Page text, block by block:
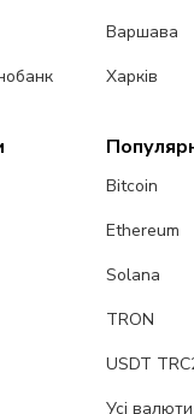
Варшава
Харків
Bitcoin
Ethereum
Solana
TRON
USDT
Усі валюти